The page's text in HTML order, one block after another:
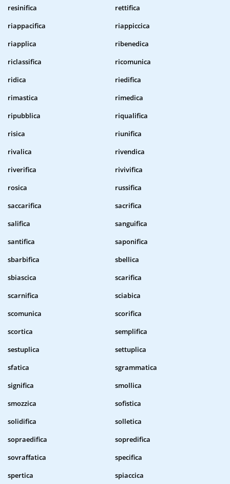
resinifica
rettifica
riappacifica
riappiccica
riapplica
ribenedica
riclassifica
ricomunica
ridica
riedifica
rimastica
rimedica
ripubblica
riqualifica
risica
riunifica
rivalica
rivendica
riverifica
rivivifica
rosica
russifica
saccarifica
sacrifica
salifica
sanguifica
santifica
saponifica
sbarbifica
sbellica
sbiascica
scarifica
scarnifica
sciabica
scomunica
scorifica
scortica
semplifica
sestuplica
settuplica
sfatica
sgrammatica
significa
smollica
smozzica
sofistica
solidifica
solletica
sopraedifica
sopredifica
sovraffatica
specifica
spertica
spiaccica